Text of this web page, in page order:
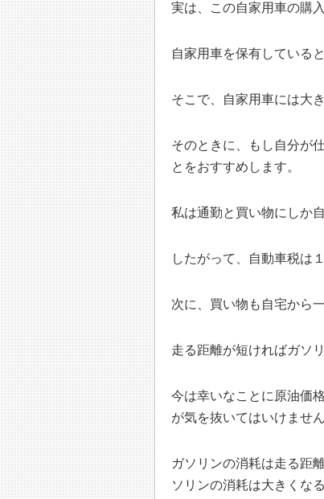
実は、この自家用車の購
自家用車を保有している
そこで、自家用車には大
そのときに、もし自分が
とをおすすめします。
私は通勤と買い物にしか
したがって、自動車税は
次に、買い物も自宅から
走る距離が短ければガソ
今は幸いなことに原油価
が気を抜いてはいけません
ガソリンの消耗は走る距
ソリンの消耗は大きくな